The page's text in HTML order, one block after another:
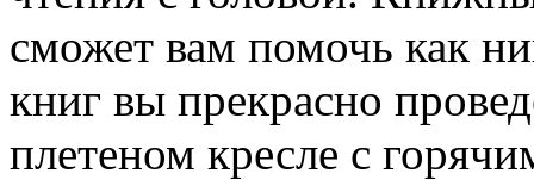
сможет вам помочь как
книг вы прекрасно
плетеном кресле с